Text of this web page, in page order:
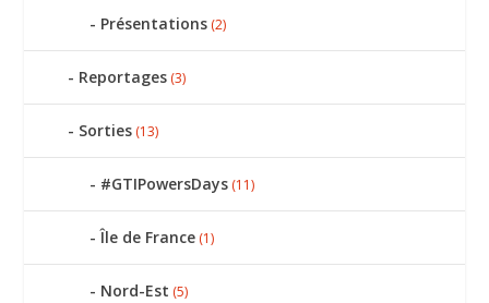
Présentations (2)
Reportages (3)
Sorties (13)
#GTIPowersDays (11)
Île de France (1)
Nord-Est (5)